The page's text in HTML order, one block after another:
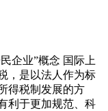
企业”概念 国际上
，是以法人作为标
得税制发展的方
利于更加规范、科